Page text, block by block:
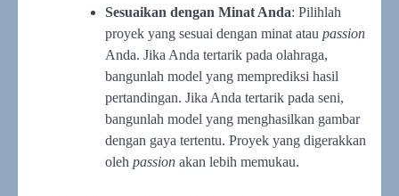
Sesuaikan dengan Minat Anda: Pilihlah
proyek yang sesuai dengan minat atau passion
Anda. Jika Anda tertarik pada olahraga,
bangunlah model yang memprediksi hasil
pertandingan. Jika Anda tertarik pada seni,
bangunlah model yang menghasilkan gambar
dengan gaya tertentu. Proyek yang digerakkan
oleh passion akan lebih memukau.